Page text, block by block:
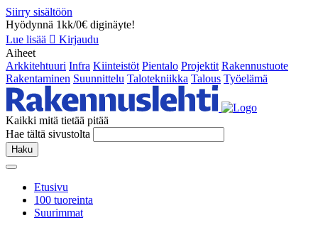
Siirry sisältöön
Hyödynnä 1kk/0€ diginäyte!
Lue lisää
Kirjaudu
Aiheet
Arkkitehtuuri Infra Kiinteistöt Pientalo Projektit Rakennustuote
Rakentaminen Suunnittelu Talotekniikka Talous Työelämä
Kaikki mitä tietää pitää
Hae tältä sivustolta
Haku
Etusivu
100 tuoreinta
Suurimmat